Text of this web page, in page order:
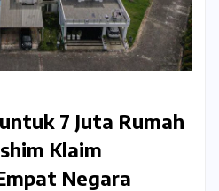
7 Juta Rumah
Klaim
Negara